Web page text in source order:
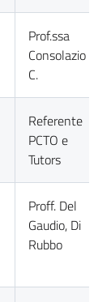
Prof.ssa
Consolazio
C.
Referente
PCTO e
Tutors
Proff. Del
Gaudio, Di
Rubbo